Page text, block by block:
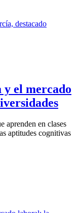
y el mercado
aprenden en clases
aptitudes cognitivas